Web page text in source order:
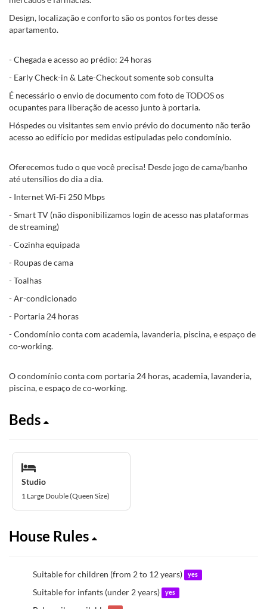
Design, localização e conforto são os pontos fortes desse
apartamento.
- Chegada e acesso ao prédio: 24 horas
- Early Check-in & Late-Checkout somente sob consulta
É necessário o envio de documento com foto de TODOS os
ocupantes para liberação de acesso junto à portaria.
Hóspedes ou visitantes sem envio prévio do documento não terão
acesso ao edifício por medidas estipuladas pelo condomínio.
Oferecemos tudo o que você precisa! Desde jogo de cama/banho
até utensílios do dia a dia.
- Internet Wi-Fi 250 Mbps
- Smart TV (não disponibilizamos login de acesso nas plataformas
de streaming)
- Cozinha equipada
- Roupas de cama
- Toalhas
- Ar-condicionado
- Portaria 24 horas
- Condomínio conta com academia, lavanderia, piscina, e espaço de
co-working.
O condomínio conta com portaria 24 horas, academia, lavanderia,
piscina, e espaço de co-working.
Beds
Studio
1 Large Double (Queen Size)
House Rules
Suitable for children (from 2 to 12 years) yes
Suitable for infants (under 2 years) yes